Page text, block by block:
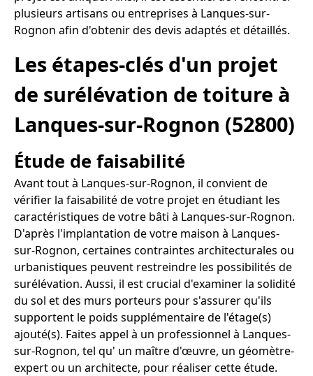
plusieurs artisans ou entreprises à Lanques-sur-
Rognon afin d'obtenir des devis adaptés et détaillés.
Les étapes-clés d'un projet
de surélévation de toiture à
Lanques-sur-Rognon (52800)
Étude de faisabilité
Avant tout à Lanques-sur-Rognon, il convient de
vérifier la faisabilité de votre projet en étudiant les
caractéristiques de votre bâti à Lanques-sur-Rognon.
D'après l'implantation de votre maison à Lanques-
sur-Rognon, certaines contraintes architecturales ou
urbanistiques peuvent restreindre les possibilités de
surélévation. Aussi, il est crucial d'examiner la solidité
du sol et des murs porteurs pour s'assurer qu'ils
supportent le poids supplémentaire de l'étage(s)
ajouté(s). Faites appel à un professionnel à Lanques-
sur-Rognon, tel qu' un maître d'œuvre, un géomètre-
expert ou un architecte, pour réaliser cette étude.